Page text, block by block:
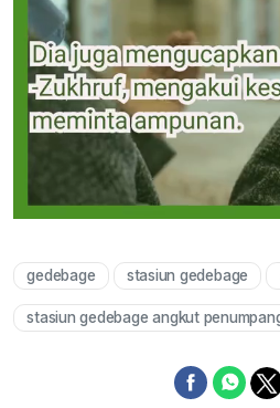
gedebage stasiun gedebage
stasiun gedebage angkut